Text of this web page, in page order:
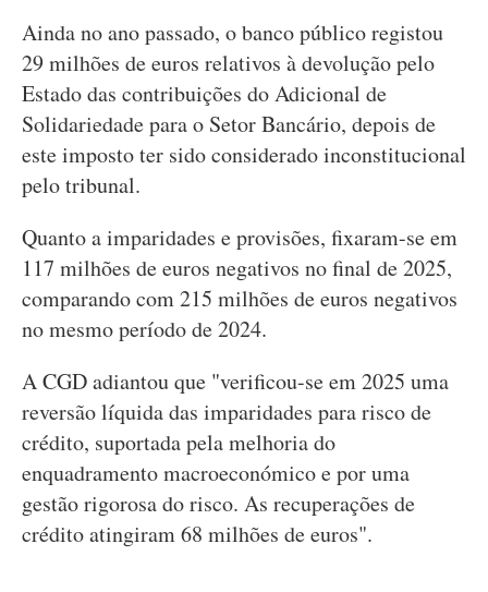
Ainda no ano passado, o banco público registou
29 milhões de euros relativos à devolução pelo
Estado das contribuições do Adicional de
Solidariedade para o Setor Bancário, depois de
este imposto ter sido considerado inconstitucional
pelo tribunal.
Quanto a imparidades e provisões, fixaram-se em
117 milhões de euros negativos no final de 2025,
comparando com 215 milhões de euros negativos
no mesmo período de 2024.
A CGD adiantou que "verificou-se em 2025 uma
reversão líquida das imparidades para risco de
crédito, suportada pela melhoria do
enquadramento macroeconómico e por uma
gestão rigorosa do risco. As recuperações de
crédito atingiram 68 milhões de euros".